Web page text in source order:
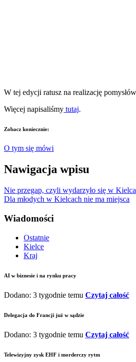
W tej edycji ratusz na realizację
Więcej napisaliśmy tutaj.
Zobacz koniecznie:
O tym się mówi
Nawigacja wpisu
Nie przegap, czyli wydarzyło się w
Dla młodych w Kielcach nie ma miejsca
Wiadomości
Ostatnie
Kielce
Kraj
AI w biznesie i na rynku pracy
Dodano: 3 tygodnie temu Czytaj całość
Delegacja do Francji już w sądzie
Dodano: 3 tygodnie temu Czytaj całość
Telewizyjny zysk EHF i morderczy rytm